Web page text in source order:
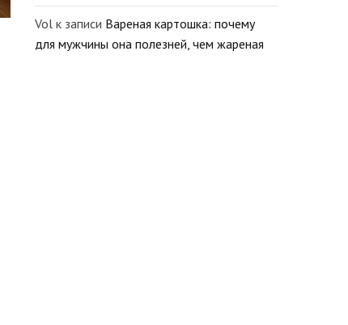
Vol к записи Вареная картошка: почему
для мужчины она полезней, чем жареная